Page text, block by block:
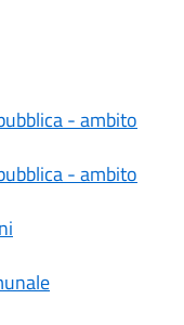
- ambito
- ambito